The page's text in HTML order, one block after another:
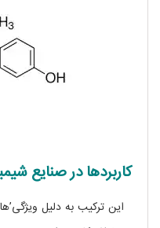
کاربردها در صنایع
این ترکیب به دلیل